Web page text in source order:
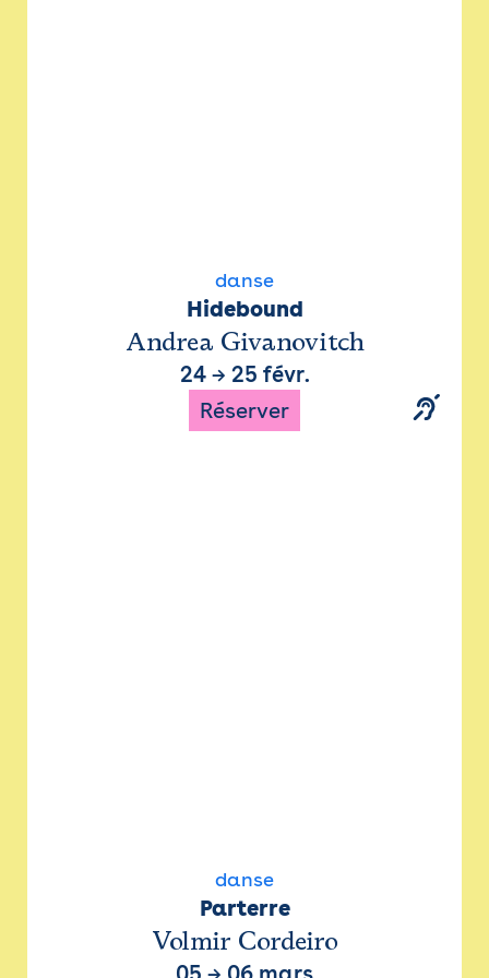
danse
Hidebound
Andrea Givanovitch
24→ 25 févr.
Réserver
danse
Parterre
Volmir Cordeiro